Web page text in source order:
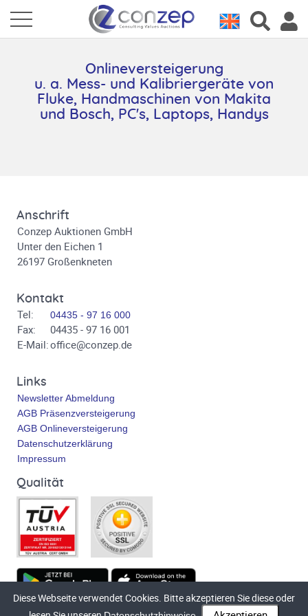
Onlineversteigerung
u. a. Mess- und Kalibriergeräte von
Fluke, Handmaschinen von Makita
und Bosch, PC's, Laptops, Handys
Anschrift
Conzep Auktionen GmbH
Unter den Eichen 1
26197 Großenkneten
Kontakt
Tel: 04435 - 97 16 000
Fax:
04435 - 97 16 001
E-Mail:office@conzep.de
Links
Newsletter Abmeldung
AGB Präsenzversteigerung
AGB Onlineversteigerung
Datenschutzerklärung
Impressum
Qualität
Technische Umsetzungbluetronix.de
Diese Webseite verwendet Cookies. Bitte akzeptieren Sie diese oder